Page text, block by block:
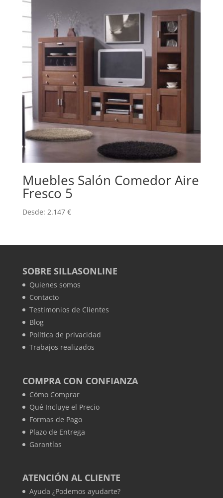
Muebles Salón Comedor Aire
Fresco 5
Desde: 2.147 €
SOBRE SILLASONLINE
Quienes somos
Contacto
Testimonios de Clientes
Blog
Política de privacidad
Trabajos realizados
COMPRA CON CONFIANZA
Cómo Comprar
Qué Incluye el Precio
Formas de Pago
Plazo de Entrega
Garantías
ATENCIÓN AL CLIENTE
Ayuda ¿Podemos ayudarte?